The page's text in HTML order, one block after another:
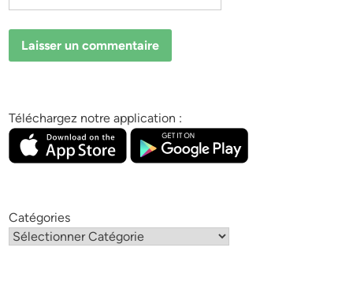
Téléchargez notre application :
Catégories